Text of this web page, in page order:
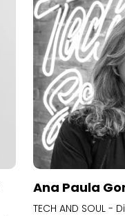
Ana Paula
TECH AND SOUL